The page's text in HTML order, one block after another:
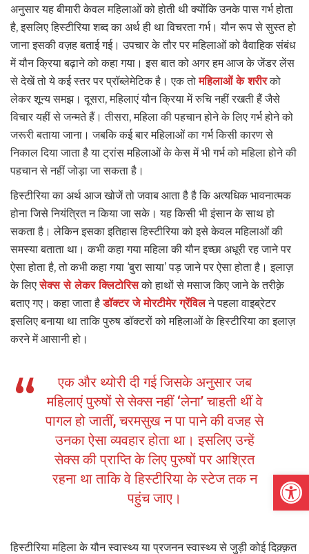
अनुसार यह बीमारी केवल महिलाओं को होती थी क्योंकि उनके पास गर्भ होता
है, इसलिए हिस्टीरिया शब्द का अर्थ ही था विचरता गर्भ। यौन रूप से सुस्त हो
जाना इसकी वज़ह बताई गई। उपचार के तौर पर महिलाओं को वैवाहिक संबंध
में यौन क्रिया बढ़ाने को कहा गया। इस बात को अगर हम आज के जेंडर लेंस
से देखें तो ये कई स्तर पर प्रॉब्लेमेटिक है। एक तोमहिलाओं के शरीरको
लेकर शून्य समझ। दूसरा, महिलाएं यौन क्रिया में रुचि नहीं रखती हैं जैसे
विचार यहीं से जन्मते हैं। तीसरा, महिला की पहचान होने के लिए गर्भ होने को
जरूरी बताया जाना। जबकि कई बार महिलाओं का गर्भ किसी कारण से
निकाल दिया जाता है या ट्रांस महिलाओं के केस में भी गर्भ को महिला होने की
पहचान से नहीं जोड़ा जा सकता है।
हिस्टीरिया का अर्थ आज खोजें तो जवाब आता है है कि अत्यधिक भावनात्मक
होना जिसे नियंत्रित न किया जा सके। यह किसी भी इंसान के साथ हो
सकता है। लेकिन इसका इतिहास हिस्टीरिया को इसे केवल महिलाओं की
समस्या बताता था। कभी कहा गया महिला की यौन इच्छा अधूरी रह जाने पर
ऐसा होता है, तो कभी कहा गया ‘बुरा साया’ पड़ जाने पर ऐसा होता है। इलाज़
के लिएसेक्स से लेकर क्लिटोरिसको हाथों से मसाज किए जाने के तरीक़े
बताए गए। कहा जाता हैडॉक्टर जे मोरटीमेर ग्रेंविलने पहला वाइब्रेटर
इसलिए बनाया था ताकि पुरुष डॉक्टरों को महिलाओं के हिस्टीरिया का इलाज़
करने में आसानी हो।
एक और थ्योरी दी गई जिसके अनुसार जब
महिलाएं पुरुषों से सेक्स नहीं ‘लेना’ चाहती थीं वे
पागल हो जातीं, चरमसुख न पा पाने की वजह से
उनका ऐसा व्यवहार होता था। इसलिए उन्हें
सेक्स की प्राप्ति के लिए पुरुषों पर आश्रित
रहना था ताकि वे हिस्टीरिया के स्टेज तक न
पहुंच जाए।
हिस्टीरिया महिला के यौन स्वास्थ्य या प्रजनन स्वास्थ्य से जुड़ी कोई दिक़्क़त